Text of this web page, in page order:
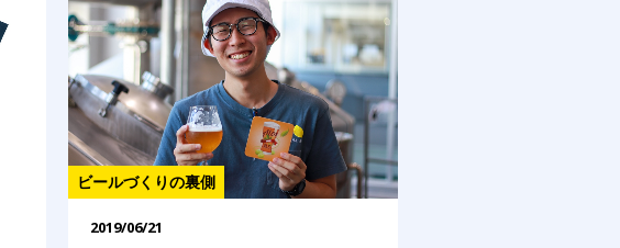
ビールづくりの裏側
2019/06/21